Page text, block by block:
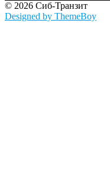
© 2026 Сиб-Транзит
Designed by ThemeBoy